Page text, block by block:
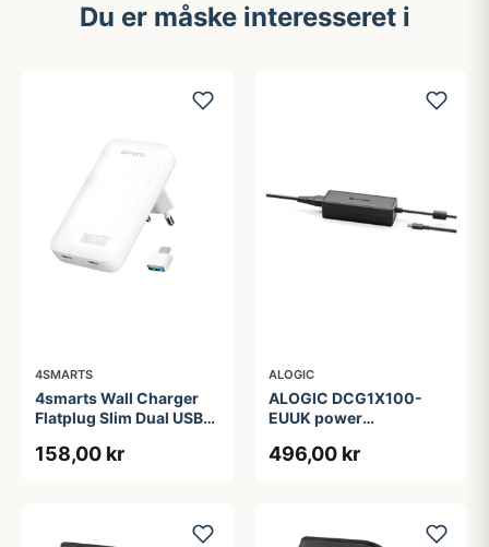
Du er måske interesseret i
4SMARTS
4smarts Wall Charger
Flatplug Slim Dual USB-
158,00 kr
ALOGIC
ALOGIC DCG1X100-
EUUK power
496,00 kr